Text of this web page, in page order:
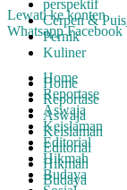
Lewati ke konten
Whatsapp Facebook
Home
Reportase
Aswaja
Keislaman
Editorial
Hikmah
Budaya
perspektif
Cerpen &
Pernik
Kuliner
Home
Reportase
Aswaja
Keislaman
Editorial
Hikmah
Budaya